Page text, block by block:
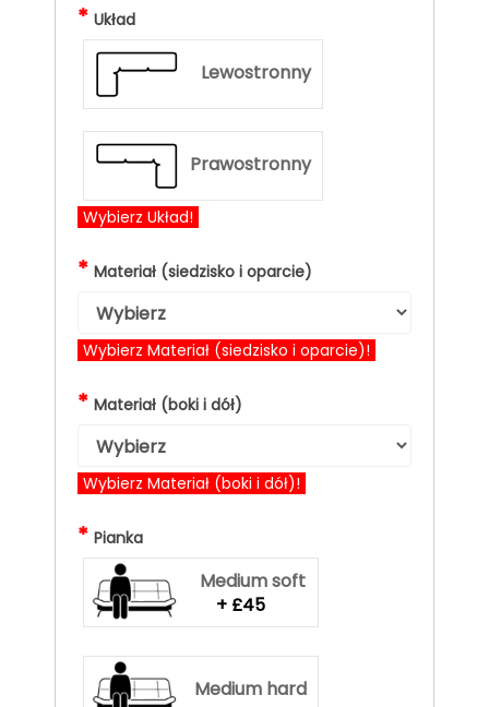
* Układ
Lewostronny
Prawostronny
Wybierz Układ!
* Materiał (siedzisko i oparcie)
Wybierz Materiał (siedzisko i oparcie)!
* Materiał (boki i dół)
Wybierz Materiał (boki i dół)!
* Pianka
Medium soft
+ £45
Medium hard